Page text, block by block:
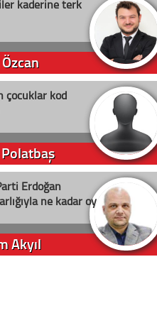
kaderine terk
çocuklar kod
Erdoğan
ne kadar oy
Akyıl